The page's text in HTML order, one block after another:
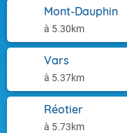
Mont-Dauphin
à 5.30km
Vars
à 5.37km
Réotier
à 5.73km